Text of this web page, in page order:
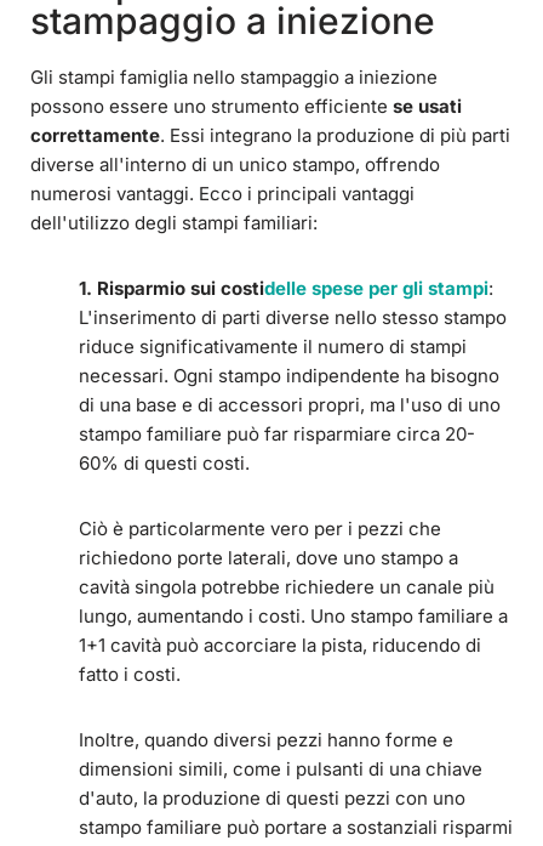
stampaggio a iniezione
Gli stampi famiglia nello stampaggio a iniezione
possono essere uno strumento efficiente se usati
correttamente. Essi integrano la produzione di più parti
diverse all'interno di un unico stampo, offrendo
numerosi vantaggi. Ecco i principali vantaggi
dell'utilizzo degli stampi familiari:
1. Risparmio sui costidelle spese per gli stampi:
L'inserimento di parti diverse nello stesso stampo
riduce significativamente il numero di stampi
necessari. Ogni stampo indipendente ha bisogno
di una base e di accessori propri, ma l'uso di uno
stampo familiare può far risparmiare circa 20-
60% di questi costi.
Ciò è particolarmente vero per i pezzi che
richiedono porte laterali, dove uno stampo a
cavità singola potrebbe richiedere un canale più
lungo, aumentando i costi. Uno stampo familiare a
1+1 cavità può accorciare la pista, riducendo di
fatto i costi.
Inoltre, quando diversi pezzi hanno forme e
dimensioni simili, come i pulsanti di una chiave
d'auto, la produzione di questi pezzi con uno
stampo familiare può portare a sostanziali risparmi